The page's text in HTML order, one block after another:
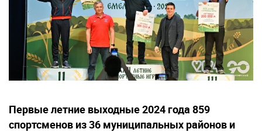
Первые летние выходные 2024 года 859
спортсменов из 36 муниципальных районов и